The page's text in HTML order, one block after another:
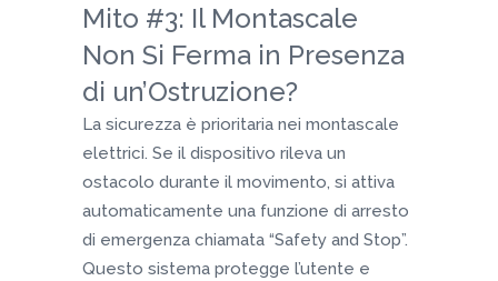
Mito #3: Il Montascale
Non Si Ferma in Presenza
di un’Ostruzione?
La sicurezza è prioritaria nei montascale
elettrici. Se il dispositivo rileva un
ostacolo durante il movimento, si attiva
automaticamente una funzione di arresto
di emergenza chiamata “Safety and Stop”.
Questo sistema protegge l’utente e